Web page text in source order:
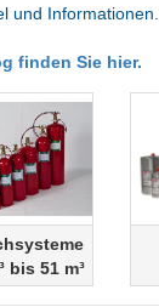
und Informationen.
finden Sie hier.
bis 51 m³